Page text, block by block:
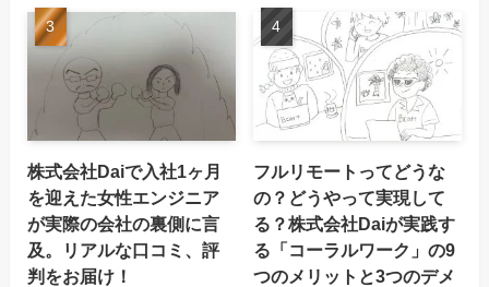
株式会社Daiで入社1ヶ月
を迎えた女性エンジニア
が実際の会社の裏側に言
及。リアルな口コミ、評
判をお届け！
フルリモートってどうな
の？どうやって実現して
る？株式会社Daiが実践す
る「コーラルワーク」の9
つのメリットと3つのデメ